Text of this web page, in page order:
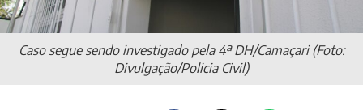
Caso segue sendo investigado pela 4ª DH/Camaçari (Foto:
Divulgação/Policia Civil)